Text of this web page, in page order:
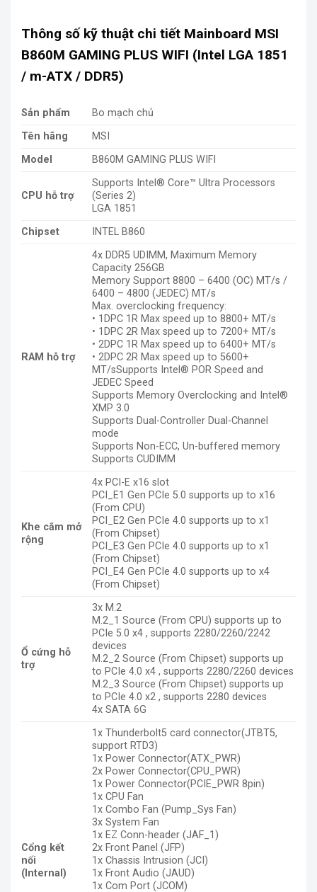
Thông số kỹ thuật chi tiết Mainboard MSI
B860M GAMING PLUS WIFI (Intel LGA 1851
/ m-ATX / DDR5)
Sản p hẩm
Bo mạch chủ
Tên hãng
MSI
Model
B860M GAMING PLUS WIFI
CPU hỗ trợ
Supports Intel® Core™ Ultra Processors
(Series 2)
LGA 1851
Chipset
INTEL B860
RAM hỗ trợ
4x DDR5 UDIMM, Maximum Memory
Capacity 256GB
Memory Support 8800 – 6400 (OC) MT/s /
6400 – 4800 (JEDEC) MT/s
Max. overclocking frequency:
• 1DPC 1R Max speed up to 8800+ MT/s
• 1DPC 2R Max speed up to 7200+ MT/s
• 2DPC 1R Max speed up to 6400+ MT/s
• 2DPC 2R Max speed up to 5600+
MT/sSupports Intel® POR Speed and
JEDEC Speed
Supports Memory Overclocking and Intel®
XMP 3.0
Supports Dual-Controller Dual-Channel
mode
Supports Non-ECC, Un-buffered memory
Supports CUDIMM
Khe cắm mở
rộng
4x PCI-E x16 slot
PCI_E1 Gen PCIe 5.0 supports up to x16
(From CPU)
PCI_E2 Gen PCIe 4.0 supports up to x1
(From Chipset)
PCI_E3 Gen PCIe 4.0 supports up to x1
(From Chipset)
PCI_E4 Gen PCIe 4.0 supports up to x4
(From Chipset)
Ổ cứng hỗ
trợ
3x M.2
M.2_1 Source (From CPU) supports up to
PCIe 5.0 x4 , supports 2280/2260/2242
devices
M.2_2 Source (From Chipset) supports up
to PCIe 4.0 x4 , supports 2280/2260 devices
M.2_3 Source (From Chipset) supports up
to PCIe 4.0 x2 , supports 2280 devices
4x SATA 6G
Cổng kết
nối
(Internal)
1x Thunderbolt5 card connector(JTBT5,
support RTD3)
1x Power Connector(ATX_PWR)
2x Power Connector(CPU_PWR)
1x Power Connector(PCIE_PWR 8pin)
1x CPU Fan
1x Combo Fan (Pump_Sys Fan)
3x System Fan
1x EZ Conn-header (JAF_1)
2x Front Panel (JFP)
1x Chassis Intrusion (JCI)
1x Front Audio (JAUD)
1x Com Port (JCOM)